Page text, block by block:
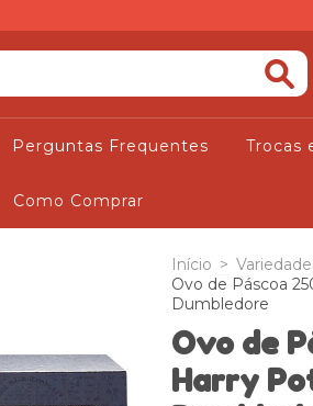
Perguntas Frequentes Trocas
Como Comprar
Início >
Ovo de Páscoa
Dumbledore
Ovo de
Harry